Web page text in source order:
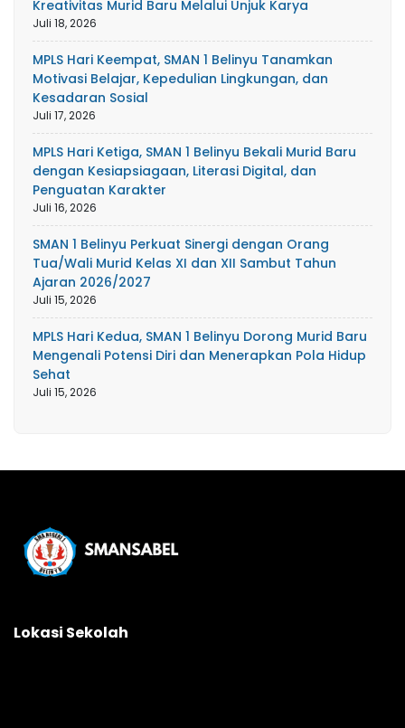
Kreativitas Murid Baru Melalui Unjuk Karya
Juli 18, 2026
MPLS Hari Keempat, SMAN 1 Belinyu Tanamkan
Motivasi Belajar, Kepedulian Lingkungan, dan
Kesadaran Sosial
Juli 17, 2026
MPLS Hari Ketiga, SMAN 1 Belinyu Bekali Murid Baru
dengan Kesiapsiagaan, Literasi Digital, dan
Penguatan Karakter
Juli 16, 2026
SMAN 1 Belinyu Perkuat Sinergi dengan Orang
Tua/Wali Murid Kelas XI dan XII Sambut Tahun
Ajaran 2026/2027
Juli 15, 2026
MPLS Hari Kedua, SMAN 1 Belinyu Dorong Murid Baru
Mengenali Potensi Diri dan Menerapkan Pola Hidup
Sehat
Juli 15, 2026
Lokasi Sekolah